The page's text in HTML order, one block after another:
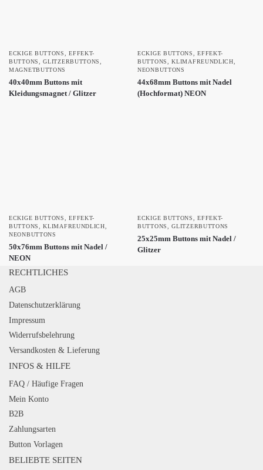
ECKIGE BUTTONS ,EFFEKT-
BUTTONS
,GLITZERBUTTONS
MAGNETBUTTONS
40x40mm Buttons mit
Kleidungsmagnet / Glitzer
ECKIGE BUTTONS ,EFFEKT-
BUTTONS
,KLIMAFREUNDLICH
NEONBUTTONS
44x68mm Buttons mit Nadel
(Hochformat) NEON
ECKIGE BUTTONS ,EFFEKT-
BUTTONS
,KLIMAFREUNDLICH
NEONBUTTONS
50x76mm Buttons mit Nadel /
NEON
ECKIGE BUTTONS ,EFFEKT-
BUTTONS
,GLITZERBUTTONS
25x25mm Buttons mit Nadel /
Glitzer
RECHTLICHES
AGB
Datenschutzerklärung
Impressum
Widerrufsbelehrung
Versandkosten & Lieferung
INFOS & HILFE
FAQ / Häufige Fragen
Mein Konto
B2B
Zahlungsarten
Button Vorlagen
BELIEBTE SEITEN